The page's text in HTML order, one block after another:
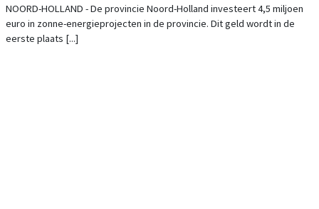
NOORD-HOLLAND - De provincie Noord-Holland investeert 4,5 miljoen
euro in zonne-energieprojecten in de provincie. Dit geld wordt in de
eerste plaats [...]